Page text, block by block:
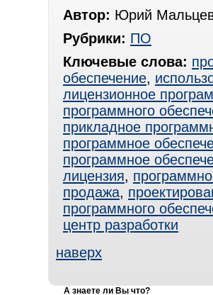
Автор: Юрий
Рубрики: ПО
Ключевые слова:
обеспечение,
лицензионное
программного
прикладное
программное
программное
лицензия,
продажа,
программного
центр разработки
наверх
А знаете ли Вы что?